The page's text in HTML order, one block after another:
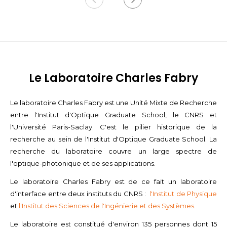
Le Laboratoire Charles Fabry
Le laboratoire Charles Fabry est une Unité Mixte de Recherche
entre l'Institut d'Optique Graduate School, le CNRS et
l'Université Paris-Saclay. C'est le pilier historique de la
recherche au sein de l'Institut d'Optique Graduate School. La
recherche du laboratoire couvre un large spectre de
l'optique-photonique et de ses applications.
Le laboratoire Charles Fabry est de ce fait un laboratoire
d'interface entre deux instituts du CNRS : l'Institut de Physique
et l'Institut des Sciences de l'Ingénierie et des Systèmes
Le laboratoire est constitué d'environ 135 personnes dont 15